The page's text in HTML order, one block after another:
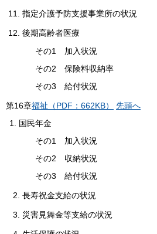
11. 指定介護予防支援事業所の状況
12. 後期高齢者医療
その1 加入状況
その2 保険料収納率
その3 給付状況
第16章福祉（PDF：662KB）
先頭へ
国民年金
その1 加入状況
その2 収納状況
その3 給付状況
2. 長寿祝金支給の状況
3. 災害見舞金等支給の状況